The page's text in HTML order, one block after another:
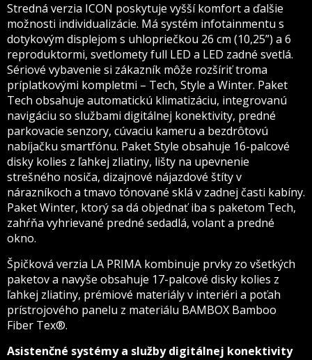
Stredná verzia ICON poskytuje vyšší komfort a ďalšie
možnosti individualizácie. Má systém infotainmentu s
dotykovým displejom s uhlopriečkou 26 cm (10,25”) a 6
reproduktormi, svetlomety full LED a LED zadné svetlá.
Sériové vybavenie si zákazník môže rozšíriť troma
príplatkovými kompletmi – Tech, Style a Winter. Paket
Tech obsahuje automatickú klimatizáciu, integrovanú
navigáciu so službami digitálnej konektivity, predné
parkovacie senzory, cúvaciu kameru a bezdrôtovú
nabíjačku smartfónu. Paket Style obsahuje 16-palcové
disky kolies z ľahkej zliatiny, lišty na upevnenie
strešného nosiča, dizajnové nájazdové štíty v
nárazníkoch a tmavo tónované sklá v zadnej časti kabíny.
Paket Winter, ktorý sa dá objednať iba s paketom Tech,
zahŕňa vyhrievané predné sedadlá, volant a predné
okno.
Špičková verzia LA PRIMA kombinuje prvky zo všetkých
paketov a navyše obsahuje 17-palcové disky kolies z
ľahkej zliatiny, prémiové materiály v interiéri a poťah
prístrojového panelu z materiálu BAMBOX Bamboo
Fiber Tex®.
Asistenčné systémy a služby digitálnej konektivity